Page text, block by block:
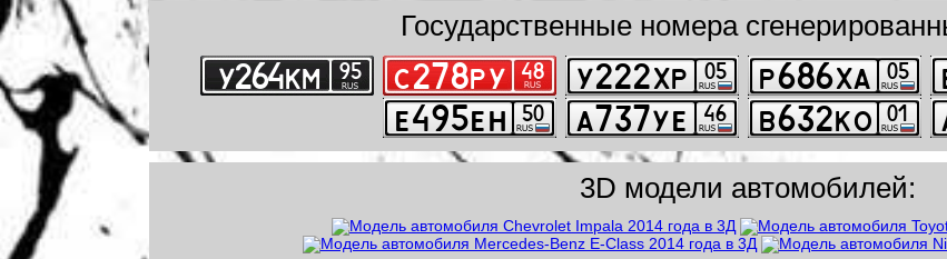
Государственные номера
3D модели автомобилей: